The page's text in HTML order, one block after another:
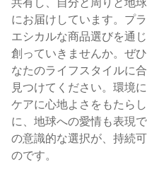
共有し、自分と周りと地
にお届けしています。プ
エシカルな商品選びを通
創っていきませんか。ぜ
なたのライフスタイルに
見つけてください。環境
ケアに心地よさをもたら
に、地球への愛情も表現
の意識的な選択が、持続
のです。